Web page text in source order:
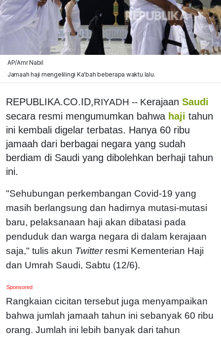
AP/Amr Nabil
Jamaah haji mengelilingi Ka'bah beberapa waktu lalu.
REPUBLIKA.CO.ID,RIYADH -- Kerajaan Saudi
secara resmi mengumumkan bahwa haji tahun
ini kembali digelar terbatas. Hanya 60 ribu
jamaah dari berbagai negara yang sudah
berdiam di Saudi yang dibolehkan berhaji tahun
ini.
"Sehubungan perkembangan Covid-19 yang
masih berlangsung dan hadirnya mutasi-mutasi
baru, pelaksanaan haji akan dibatasi pada
penduduk dan warga negara di dalam kerajaan
saja," tulis akun Twitterresmi Kementerian Haji
dan Umrah Saudi, Sabtu (12/6).
Sponsored
Rangkaian cicitan tersebut juga menyampaikan
bahwa jumlah jamaah tahun ini sebanyak 60 ribu
orang. Jumlah ini lebih banyak dari tahun